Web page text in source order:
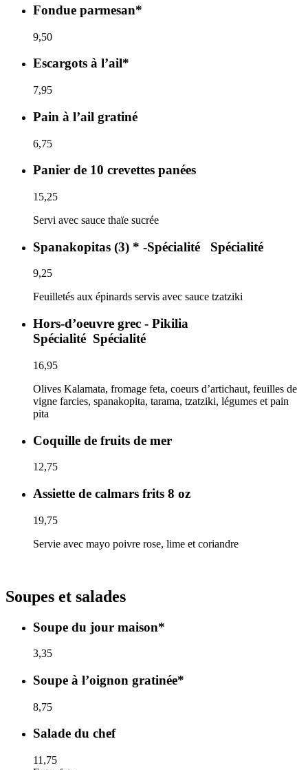
Fondue parmesan*
9,50
Escargots à l’ail*
7,95
Pain à l’ail gratiné
6,75
Panier de 10 crevettes panées
15,25
Servi avec sauce thaïe sucrée
Spanakopitas (3) * -Spécialité Spécialité
9,25
Feuilletés aux épinards servis avec sauce tzatziki
Hors-d’oeuvre grec - Pikilia
Spécialité Spécialité
16,95
Olives Kalamata, fromage feta, coeurs d’artichaut, feuilles de
vigne farcies, spanakopita, tarama, tzatziki, légumes et pain
pita
Coquille de fruits de mer
12,75
Assiette de calmars frits 8 oz
19,75
Servie avec mayo poivre rose, lime et coriandre
Soupes et salades
Soupe du jour maison*
3,35
Soupe à l’oignon gratinée*
8,75
Salade du chef
11,75